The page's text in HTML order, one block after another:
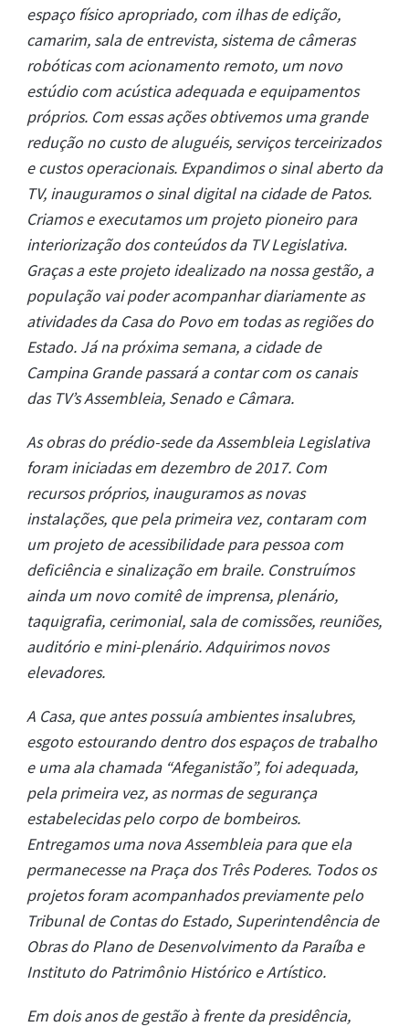
espaço físico apropriado, com ilhas de edição,
camarim, sala de entrevista, sistema de câmeras
robóticas com acionamento remoto, um novo
estúdio com acústica adequada e equipamentos
próprios. Com essas ações obtivemos uma grande
redução no custo de aluguéis, serviços terceirizados
e custos operacionais. Expandimos o sinal aberto da
TV, inauguramos o sinal digital na cidade de Patos.
Criamos e executamos um projeto pioneiro para
interiorização dos conteúdos da TV Legislativa.
Graças a este projeto idealizado na nossa gestão, a
população vai poder acompanhar diariamente as
atividades da Casa do Povo em todas as regiões do
Estado. Já na próxima semana, a cidade de
Campina Grande passará a contar com os canais
das TV’s Assembleia, Senado e Câmara.
As obras do prédio-sede da Assembleia Legislativa
foram iniciadas em dezembro de 2017. Com
recursos próprios, inauguramos as novas
instalações, que pela primeira vez, contaram com
um projeto de acessibilidade para pessoa com
deficiência e sinalização em braile. Construímos
ainda um novo comitê de imprensa, plenário,
taquigrafia, cerimonial, sala de comissões, reuniões,
auditório e mini-plenário. Adquirimos novos
elevadores.
A Casa, que antes possuía ambientes insalubres,
esgoto estourando dentro dos espaços de trabalho
e uma ala chamada “Afeganistão”, foi adequada,
pela primeira vez, as normas de segurança
estabelecidas pelo corpo de bombeiros.
Entregamos uma nova Assembleia para que ela
permanecesse na Praça dos Três Poderes. Todos os
projetos foram acompanhados previamente pelo
Tribunal de Contas do Estado, Superintendência de
Obras do Plano de Desenvolvimento da Paraíba e
Instituto do Patrimônio Histórico e Artístico.
Em dois anos de gestão à frente da presidência,